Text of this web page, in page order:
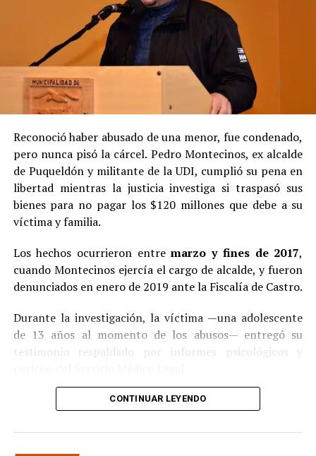
Reconoció haber abusado de una menor, fue condenado,
pero nunca pisó la cárcel. Pedro Montecinos, ex alcalde
de Puqueldón y militante de la UDI, cumplió su pena en
libertad mientras la justicia investiga si traspasó sus
bienes para no pagar los $120 millones que debe a su
víctima y familia.
Los hechos ocurrieron entremarzo y fines de 2017,
cuando Montecinos ejercía el cargo de alcalde, y fueron
denunciados en enero de 2019 ante la Fiscalía de Castro.
Durante la investigación, la víctima —una adolescente
de 13 años al momento de los abusos— entregó su
testimonio respaldado por informes psicológicos y
Ante la contundencia de los antecedentes, el imputado
aceptó los cargosen un procedimiento abreviado,
La condena y el cumplimiento en libertad
CONTINUAR LEYENDO